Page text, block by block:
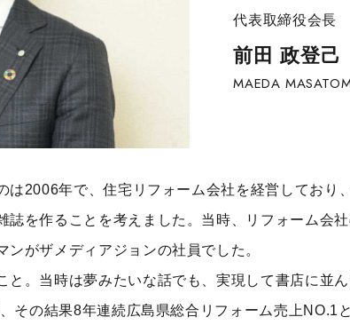
代表取締役会長
前田 ​政登己
MAEDA
は2006年で、住宅リフォーム会社を経営しており
誌を作ることを考えました。当時、リフォーム会
がザメディアジョンの社員でした。
と。当時は夢みたいな話でも、実現して書店に並
その結果8年連続広島県総合リフォーム売上NO.1